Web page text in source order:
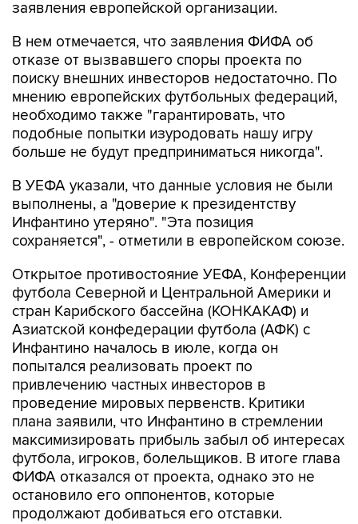
заявления европейской организации.
В нем отмечается, что заявления ФИФА об
отказе от вызвавшего споры проекта по
поиску внешних инвесторов недостаточно. По
мнению европейских футбольных федераций,
необходимо также "гарантировать, что
подобные попытки изуродовать нашу игру
больше не будут предприниматься никогда".
В УЕФА указали, что данные условия не были
выполнены, а "доверие к президентству
Инфантино утеряно". "Эта позиция
сохраняется", - отметили в европейском союзе.
Открытое противостояние УЕФА, Конференции
футбола Северной и Центральной Америки и
стран Карибского бассейна (КОНКАКАФ) и
Азиатской конфедерации футбола (АФК) с
Инфантино началось в июле, когда он
попытался реализовать проект по
привлечению частных инвесторов в
проведение мировых первенств. Критики
плана заявили, что Инфантино в стремлении
максимизировать прибыль забыл об интересах
футбола, игроков, болельщиков. В итоге глава
ФИФА отказался от проекта, однако это не
остановило его оппонентов, которые
продолжают добиваться его отставки.